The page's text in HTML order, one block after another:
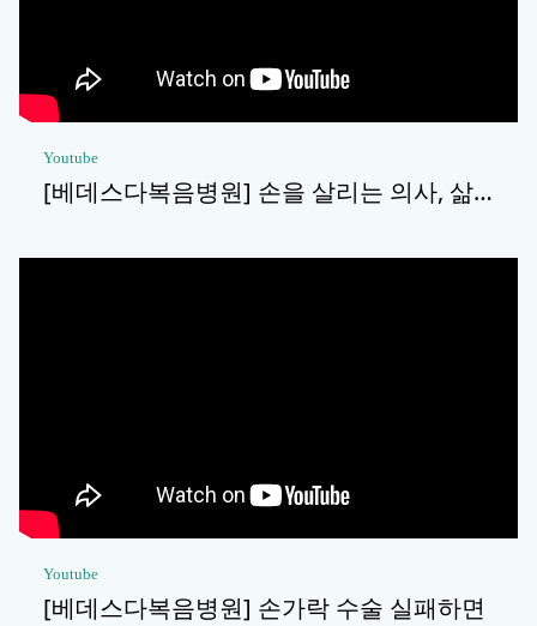
Youtube
[베데스다복음병원] 손을 살리는 의사, 삶…
Youtube
[베데스다복음병원] 손가락 수술 실패하면